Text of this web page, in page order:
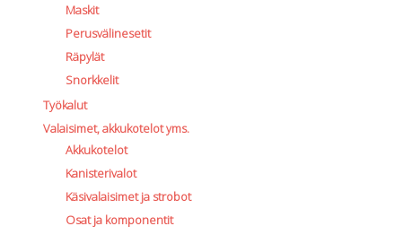
Maskit
Perusvälinesetit
Räpylät
Snorkkelit
Työkalut
Valaisimet, akkukotelot yms.
Akkukotelot
Kanisterivalot
Käsivalaisimet ja strobot
Osat ja komponentit